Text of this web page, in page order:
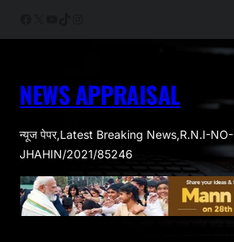
NEWS APPRAISAL
न्यूज पेपर,Latest Breaking News,R.N.I-NO-
JHAHIN/2021/85246